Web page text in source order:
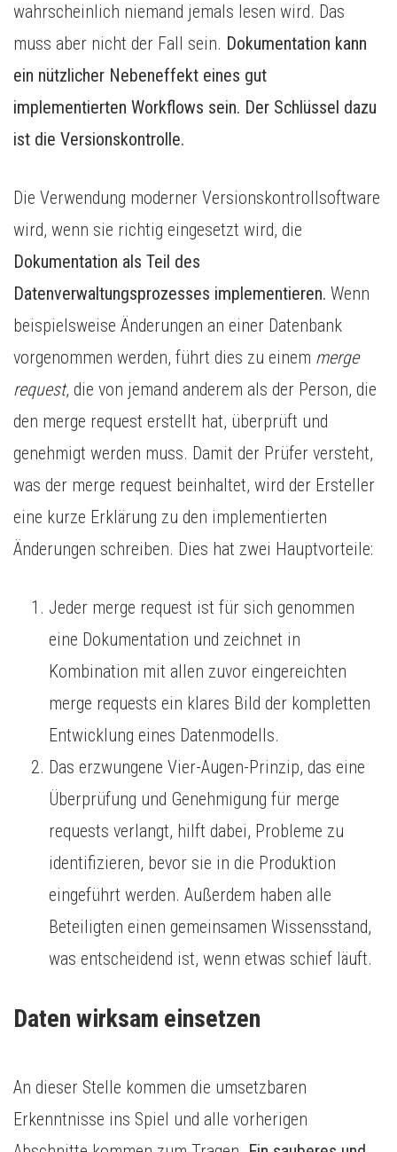
wahrscheinlich niemand jemals lesen wird. Das
muss aber nicht der Fall sein. Dokumentation kann
ein nützlicher Nebeneffekt eines gut
implementierten Workflows sein. Der Schlüssel dazu
ist die Versionskontrolle.
Die Verwendung moderner Versionskontrollsoftware
wird, wenn sie richtig eingesetzt wird, die
Dokumentation als Teil des
Datenverwaltungsprozesses implementieren. Wenn
beispielsweise Änderungen an einer Datenbank
vorgenommen werden, führt dies zu einem merge
request, die von jemand anderem als der Person, die
den merge request erstellt hat, überprüft und
genehmigt werden muss. Damit der Prüfer versteht,
was der merge request beinhaltet, wird der Ersteller
eine kurze Erklärung zu den implementierten
Änderungen schreiben. Dies hat zwei Hauptvorteile:
Jeder merge request ist für sich genommen
eine Dokumentation und zeichnet in
Kombination mit allen zuvor eingereichten
merge requests ein klares Bild der kompletten
Entwicklung eines Datenmodells.
Das erzwungene Vier-Augen-Prinzip, das eine
Überprüfung und Genehmigung für merge
requests verlangt, hilft dabei, Probleme zu
identifizieren, bevor sie in die Produktion
eingeführt werden. Außerdem haben alle
Beteiligten einen gemeinsamen Wissensstand,
was entscheidend ist, wenn etwas schief läuft.
Daten wirksam einsetzen
An dieser Stelle kommen die umsetzbaren
Erkenntnisse ins Spiel und alle vorherigen